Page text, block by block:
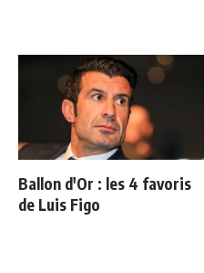
Ballon d'Or : les 4 favoris
de Luis Figo